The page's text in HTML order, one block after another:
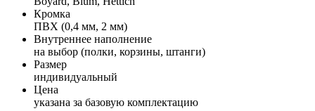
Кромка
ПВХ (0,4 мм, 2 мм)
Внутреннее наполнение
на выбор (полки, корзины, штанги)
Размер
индивидуальный
Цена
указана за базовую комплектацию